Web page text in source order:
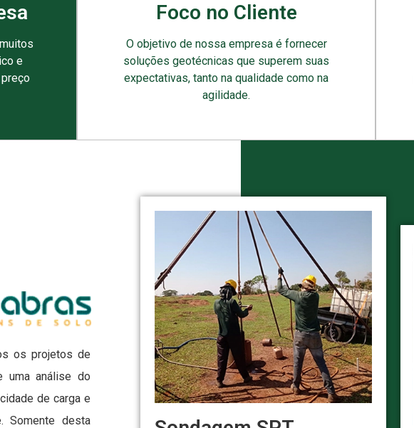
e
Foco no Cliente
O objetivo de nossa empresa é fornecer
soluções geotécnicas que superem suas
expectativas, tanto na qualidade como na
agilidade.
os projetos de
uma análise do
de carga e
Somente desta